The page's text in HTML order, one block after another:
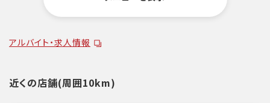
アルバイト・求人情報
近くの店舗(周囲10km)